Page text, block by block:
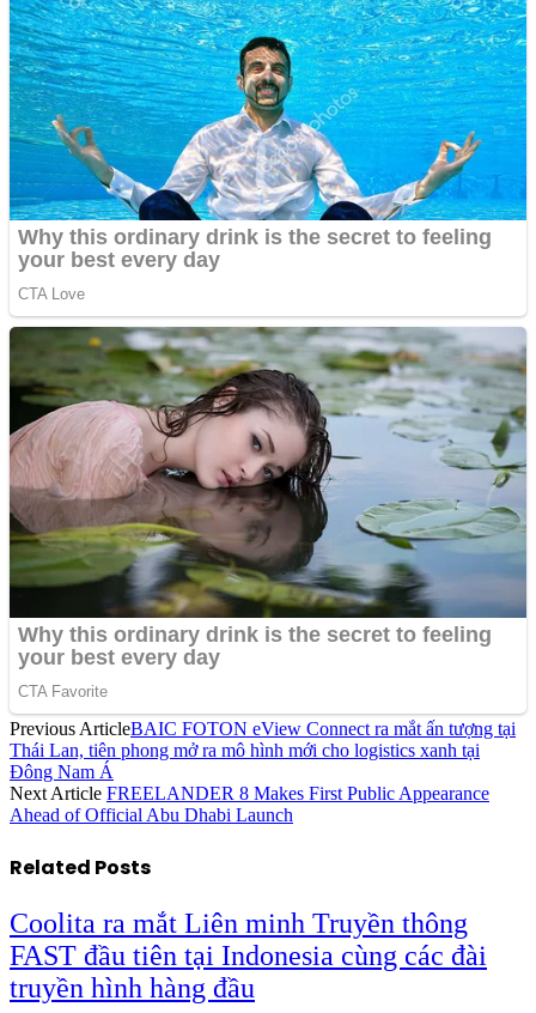
Previous ArticleBAIC FOTON eView Connect ra mắt ấn tượng tại
Thái Lan, tiên phong mở ra mô hình mới cho logistics xanh tại
Đông Nam Á
Next Article FREELANDER 8 Makes First Public Appearance
Ahead of Official Abu Dhabi Launch
Related Posts
Coolita ra mắt Liên minh Truyền thông
FAST đầu tiên tại Indonesia cùng các đài
truyền hình hàng đầu